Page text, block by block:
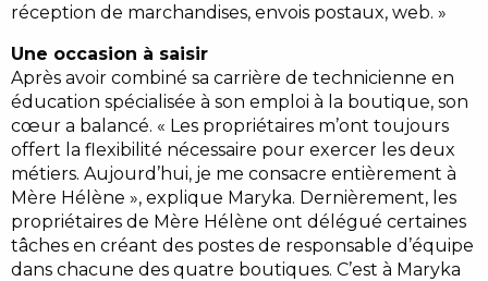
réception de marchandises, envois postaux, web. »
Une occasion à saisir
Après avoir combiné sa carrière de technicienne en
éducation spécialisée à son emploi à la boutique, son
cœur a balancé. « Les propriétaires m’ont toujours
offert la flexibilité nécessaire pour exercer les deux
métiers. Aujourd’hui, je me consacre entièrement à
Mère Hélène », explique Maryka. Dernièrement, les
propriétaires de Mère Hélène ont délégué certaines
tâches en créant des postes de responsable d’équipe
dans chacune des quatre boutiques. C’est à Maryka